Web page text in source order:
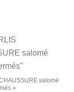
salomé
»